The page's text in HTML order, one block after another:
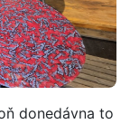
donedávna to